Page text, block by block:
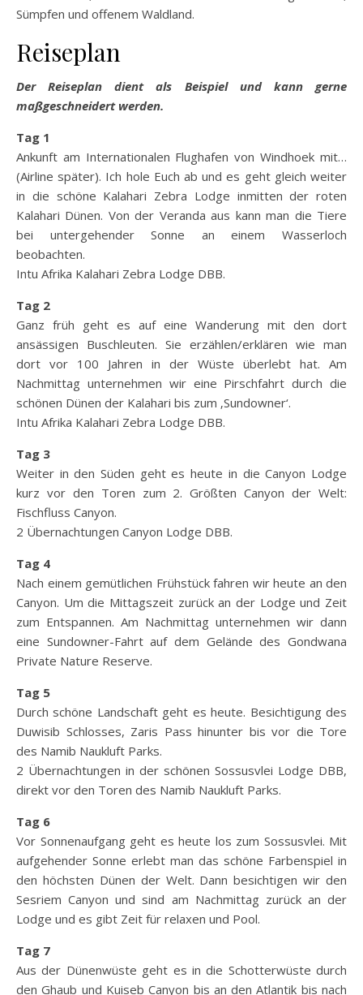
Sümpfen und offenem Waldland.
Reiseplan
Der Reiseplan dient als Beispiel und kann gerne
maßgeschneidert werden.
Tag 1
Ankunft am Internationalen Flughafen von Windhoek mit…
(Airline später). Ich hole Euch ab und es geht gleich weiter
in die schöne Kalahari Zebra Lodge inmitten der roten
Kalahari Dünen. Von der Veranda aus kann man die Tiere
bei untergehender Sonne an einem Wasserloch
beobachten.
Intu Afrika Kalahari Zebra Lodge DBB.
Tag 2
Ganz früh geht es auf eine Wanderung mit den dort
ansässigen Buschleuten. Sie erzählen/erklären wie man
dort vor 100 Jahren in der Wüste überlebt hat. Am
Nachmittag unternehmen wir eine Pirschfahrt durch die
schönen Dünen der Kalahari bis zum ‚Sundowner‘.
Intu Afrika Kalahari Zebra Lodge DBB.
Tag 3
Weiter in den Süden geht es heute in die Canyon Lodge
kurz vor den Toren zum 2. Größten Canyon der Welt:
Fischfluss Canyon.
2 Übernachtungen Canyon Lodge DBB.
Tag 4
Nach einem gemütlichen Frühstück fahren wir heute an den
Canyon. Um die Mittagszeit zurück an der Lodge und Zeit
zum Entspannen. Am Nachmittag unternehmen wir dann
eine Sundowner-Fahrt auf dem Gelände des Gondwana
Private Nature Reserve.
Tag 5
Durch schöne Landschaft geht es heute. Besichtigung des
Duwisib Schlosses, Zaris Pass hinunter bis vor die Tore
des Namib Naukluft Parks.
2 Übernachtungen in der schönen Sossusvlei Lodge DBB,
direkt vor den Toren des Namib Naukluft Parks.
Tag 6
Vor Sonnenaufgang geht es heute los zum Sossusvlei. Mit
aufgehender Sonne erlebt man das schöne Farbenspiel in
den höchsten Dünen der Welt. Dann besichtigen wir den
Sesriem Canyon und sind am Nachmittag zurück an der
Lodge und es gibt Zeit für relaxen und Pool.
Tag 7
Aus der Dünenwüste geht es in die Schotterwüste durch
den Ghaub und Kuiseb Canyon bis an den Atlantik bis nach